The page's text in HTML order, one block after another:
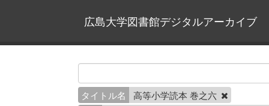
広島大学図書館デジタルアーカイブ
タイトル名
高等小学読本 巻之六